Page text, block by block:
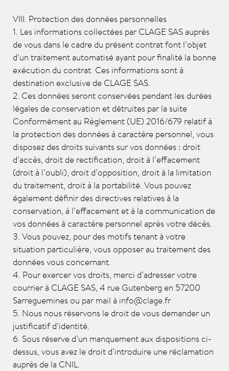
VIII. Protection des données personnelles
1. Les informations collectées par CLAGE SAS auprès
de vous dans le cadre du présent contrat font l’objet
d’un traitement automatisé ayant pour finalité la bonne
exécution du contrat. Ces informations sont à
destination exclusive de CLAGE SAS.
2. Ces données seront conservées pendant les durées
légales de conservation et détruites par la suite
Conformément au Règlement (UE) 2016/679 relatif à
la protection des données à caractère personnel, vous
disposez des droits suivants sur vos données : droit
d’accès, droit de rectification, droit à l’effacement
(droit à l’oubli), droit d’opposition, droit à la limitation
du traitement, droit à la portabilité. Vous pouvez
également définir des directives relatives à la
conservation, à l’effacement et à la communication de
vos données à caractère personnel après votre décès.
3. Vous pouvez, pour des motifs tenant à votre
situation particulière, vous opposer au traitement des
données vous concernant.
4. Pour exercer vos droits, merci d’adresser votre
courrier à CLAGE SAS, 4 rue Gutenberg en 57200
Sarreguemines ou par mail à info@clage.fr
5. Nous nous réservons le droit de vous demander un
justificatif d’identité.
6. Sous réserve d’un manquement aux dispositions ci-
dessus, vous avez le droit d’introduire une réclamation
auprès de la CNIL.